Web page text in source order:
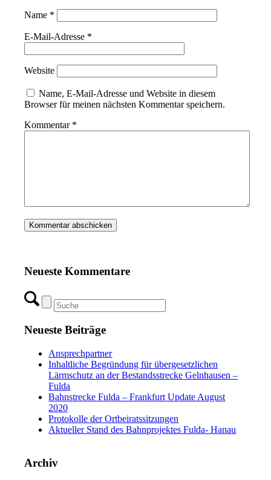
Name *
E-Mail-Adresse *
Website
Name, E-Mail-Adresse und Website in diesem
Browser für meinen nächsten Kommentar speichern.
Kommentar *
Neueste Kommentare
Neueste Beiträge
Ansprechpartner
Inhaltliche Begründung für übergesetzlichen
Lärmschutz an der Bestandsstrecke Gelnhausen –
Fulda
Bahnstrecke Fulda – Frankfurt Update August
2020
Protokolle der Ortbeiratssitzungen
Aktueller Stand des Bahnprojektes Fulda- Hanau
Archiv